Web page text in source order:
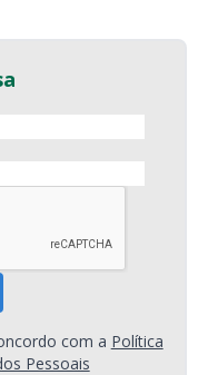
com a Política
Pessoais